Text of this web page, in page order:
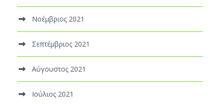
Νοέμβριος 2021
Σεπτέμβριος 2021
Αύγουστος 2021
Ιούλιος 2021